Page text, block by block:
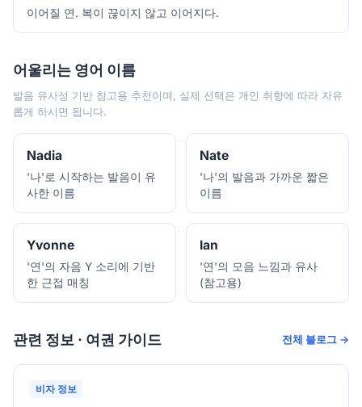
이어질 연. 복이 끊이지 않고 이어지다.
어울리는 영어 이름
발음 유사성 기반 참고용 추천이며, 실제 선택은 개인 취향에 따라 자유
롭게 하시면 됩니다.
Nadia
'나'로 시작하는 발음이 유
사한 이름
Nate
'나'의 발음과 가까운 짧은
이름
Yvonne
'연'의 자음 Y 소리에 기반
한 근접 매칭
Ian
'연'의 모음 느낌과 유사
(참고용)
관련 정보 · 여권 가이드 전체 블로그 →
비자 정보